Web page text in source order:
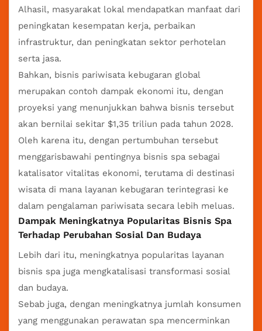
Alhasil, masyarakat lokal mendapatkan manfaat dari
peningkatan kesempatan kerja, perbaikan
infrastruktur, dan peningkatan sektor perhotelan
serta jasa.
Bahkan, bisnis pariwisata kebugaran global
merupakan contoh dampak ekonomi itu, dengan
proyeksi yang menunjukkan bahwa bisnis tersebut
akan bernilai sekitar $1,35 triliun pada tahun 2028.
Oleh karena itu, dengan pertumbuhan tersebut
menggarisbawahi pentingnya bisnis spa sebagai
katalisator vitalitas ekonomi, terutama di destinasi
wisata di mana layanan kebugaran terintegrasi ke
dalam pengalaman pariwisata secara lebih meluas.
Dampak Meningkatnya Popularitas Bisnis Spa
Terhadap Perubahan Sosial Dan Budaya
Lebih dari itu, meningkatnya popularitas layanan
bisnis spa juga mengkatalisasi transformasi sosial
dan budaya.
Sebab juga, dengan meningkatnya jumlah konsumen
yang menggunakan perawatan spa mencerminkan